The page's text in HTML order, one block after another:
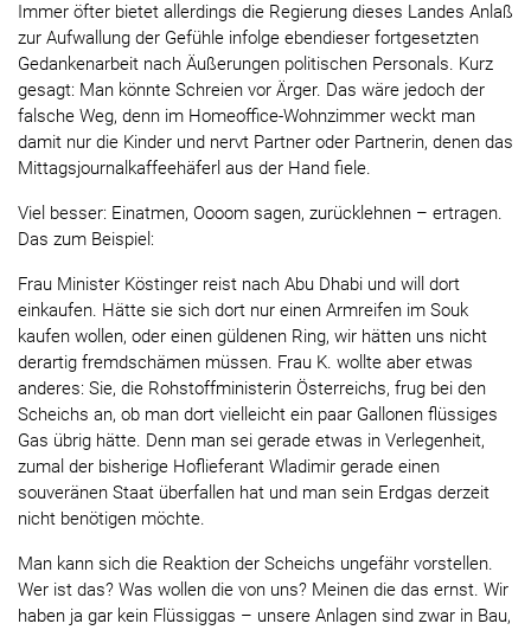
Immer öfter bietet allerdings die Regierung dieses Landes Anlaß
zur Aufwallung der Gefühle infolge ebendieser fortgesetzten
Gedankenarbeit nach Äußerungen politischen Personals. Kurz
gesagt: Man könnte Schreien vor Ärger. Das wäre jedoch der
falsche Weg, denn im Homeoffice-Wohnzimmer weckt man
damit nur die Kinder und nervt Partner oder Partnerin, denen das
Mittagsjournalkaffeehäferl aus der Hand fiele.
Viel besser: Einatmen, Oooom sagen, zurücklehnen – ertragen.
Das zum Beispiel:
Frau Minister Köstinger reist nach Abu Dhabi und will dort
einkaufen. Hätte sie sich dort nur einen Armreifen im Souk
kaufen wollen, oder einen güldenen Ring, wir hätten uns nicht
derartig fremdschämen müssen. Frau K. wollte aber etwas
anderes: Sie, die Rohstoffministerin Österreichs, frug bei den
Scheichs an, ob man dort vielleicht ein paar Gallonen flüssiges
Gas übrig hätte. Denn man sei gerade etwas in Verlegenheit,
zumal der bisherige Hoflieferant Wladimir gerade einen
souveränen Staat überfallen hat und man sein Erdgas derzeit
nicht benötigen möchte.
Man kann sich die Reaktion der Scheichs ungefähr vorstellen.
Wer ist das? Was wollen die von uns? Meinen die das ernst. Wir
haben ja gar kein Flüssiggas – unsere Anlagen sind zwar in Bau,